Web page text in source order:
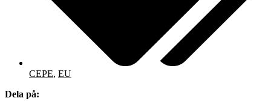
CEPE, EU
Dela på: